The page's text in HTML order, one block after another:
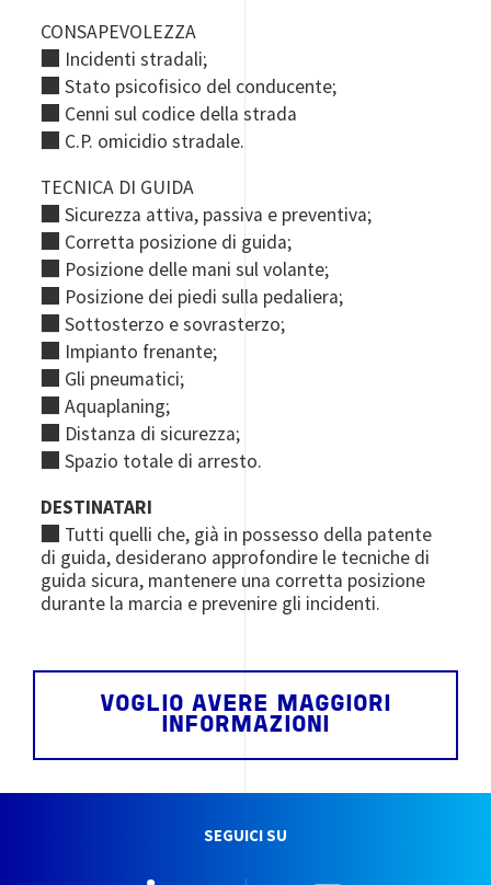
CONSAPEVOLEZZA
■ Incidenti stradali;
■Stato psicofisico del conducente;
■ Cenni sul codice della strada
■ C.P. omicidio stradale.
TECNICA DI GUIDA
■Sicurezza attiva, passiva e preventiva;
■ Corretta posizione di guida;
■ Posizione delle mani sul volante;
■ Posizione dei piedi sulla pedaliera;
■Sottosterzo e sovrasterzo;
■ Impianto frenante;
■ Gli pneumatici;
■Aquaplaning;
■ Distanza di sicurezza;
■Spazio totale di arresto.
DESTINATARI
■ Tutti quelli che, già in possesso della patente
di guida, desiderano approfondire le tecniche di
guida sicura, mantenere una corretta posizione
durante la marcia e prevenire gli incidenti.
VOGLIO AVERE MAGGIORI
INFORMAZIONI
SEGUICI SU